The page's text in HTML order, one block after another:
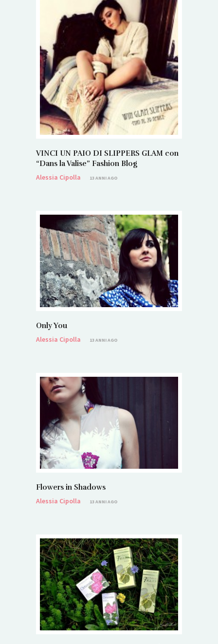
VINCI UN PAIO DI SLIPPERS GLAM con
“Dans la Valise” Fashion Blog
Alessia Cipolla
13 ANNI AGO
Only You
Alessia Cipolla
13 ANNI AGO
Flowers in Shadows
Alessia Cipolla
13 ANNI AGO